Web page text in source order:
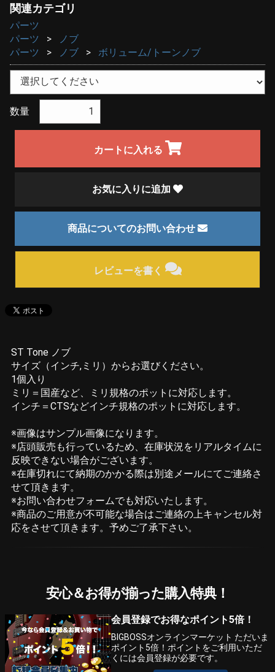
関連カテゴリ
パーツ
パーツ
ノブ
パーツ
ノブ ボリューム/トーンノブ
数量
カートに入れる
お気に入りに追加
商品についてのお問い合わせ
レビューを書く
ST Tone ノブ
サイズ（インチ,ミリ）からお選びください。
1個入り
ミリ＝国産など、ミリ規格のポットに対応します。
インチ＝CTSなどインチ規格のポットに対応します。
※画像はサンプル画像になります。
※店頭販売も行っているため、在庫状況をリアルタイムに
反映できない場合がございます。
※在庫切れにて納期のかかる際は別途メールにてご連絡さ
せて頂きます。
※お問い合わせフォームでも対応いたします。
※商品のご用意が不可能な場合はご連絡の上キャンセル対
応をさせて頂きます。予めご了承下さい。
安心＆お得が揃った購入特典！
会員登録でお得なポイント5倍！
BIGBOSSオンラインマーケット ただいま
ポイント5倍！ポイントをご利用いただ
くには会員登録が必要です。